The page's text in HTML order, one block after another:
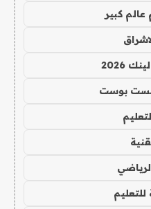
عالم كبير
2026
بوست